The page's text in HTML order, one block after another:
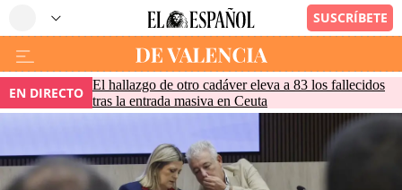
EN DIRECTO El hallazgo de otro cadáver eleva a 83 los fallecidos
tras la entrada masiva en Ceuta